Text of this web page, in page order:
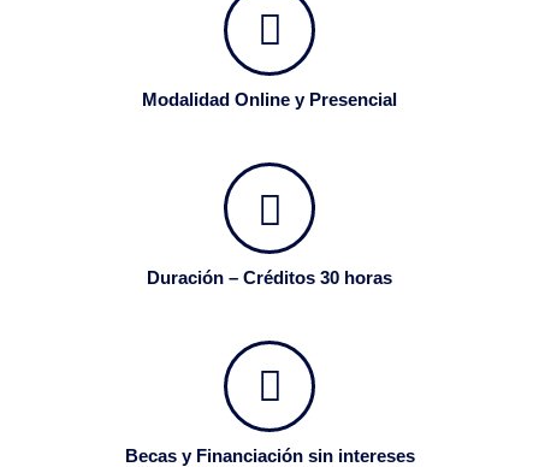
Modalidad Online y Presencial
Duración – Créditos 30 horas
Becas y Financiación sin intereses